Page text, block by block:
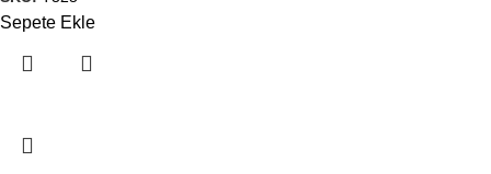
Sepete Ekle